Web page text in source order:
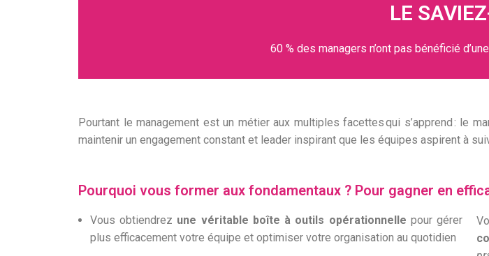
LE
60 % des managers n’ont pas bénéficié
Pourtant le management est un métier aux multiples facettesqui s’apprend : le
maintenir un engagement constant et leader inspirant que les équipes aspirent à
Pourquoi vous former aux fondamentaux ? Pour gagner en
Vous obtiendrez une véritable boîte à outils opérationnelle pour gérer
plus efficacement votre équipe et optimiser votre organisation au quotidien